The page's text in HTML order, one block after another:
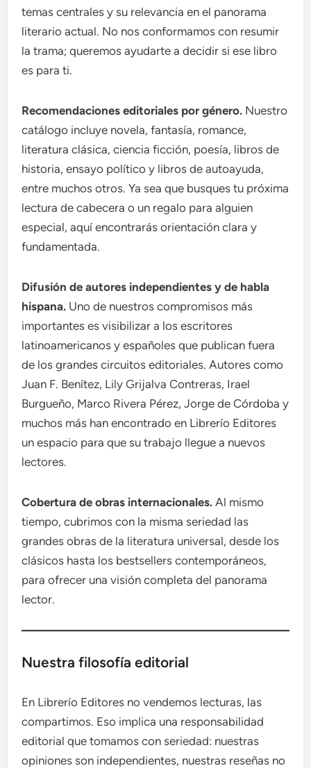
temas centrales y su relevancia en el panorama
literario actual. No nos conformamos con resumir
la trama; queremos ayudarte a decidir si ese libro
es para ti.
Recomendaciones editoriales por género. Nuestro
catálogo incluye novela, fantasía, romance,
literatura clásica, ciencia ficción, poesía, libros de
historia, ensayo político y libros de autoayuda,
entre muchos otros. Ya sea que busques tu próxima
lectura de cabecera o un regalo para alguien
especial, aquí encontrarás orientación clara y
fundamentada.
Difusión de autores independientes y de habla
hispana. Uno de nuestros compromisos más
importantes es visibilizar a los escritores
latinoamericanos y españoles que publican fuera
de los grandes circuitos editoriales. Autores como
Juan F. Benítez, Lily Grijalva Contreras, Irael
Burgueño, Marco Rivera Pérez, Jorge de Córdoba y
muchos más han encontrado en Librerío Editores
un espacio para que su trabajo llegue a nuevos
lectores.
Cobertura de obras internacionales. Al mismo
tiempo, cubrimos con la misma seriedad las
grandes obras de la literatura universal, desde los
clásicos hasta los bestsellers contemporáneos,
para ofrecer una visión completa del panorama
lector.
Nuestra filosofía editorial
En Librerío Editores no vendemos lecturas, las
compartimos. Eso implica una responsabilidad
editorial que tomamos con seriedad: nuestras
opiniones son independientes, nuestras reseñas no